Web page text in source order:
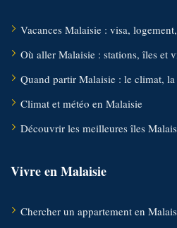
Vacances Malaisie : visa,
Où aller Malaisie : stations, îles et
Quand partir Malaisie : le climat,
Climat et météo en Malaisie
Découvrir les meilleures îles
Vivre en Malaisie
Chercher un appartement en